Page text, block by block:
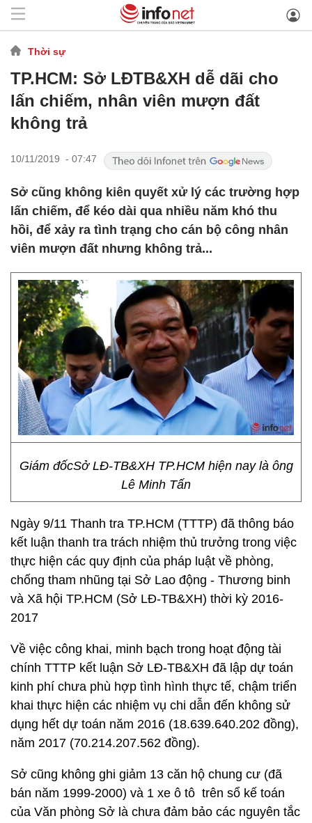
Thời sự
TP.HCM: Sở LĐTB&XH dễ dãi cho
lấn chiếm, nhân viên mượn đất
không trả
10/11/2019 - 07:47
Sở cũng không kiên quyết xử lý các trường hợp
lấn chiếm, để kéo dài qua nhiều năm khó thu
hồi, để xảy ra tình trạng cho cán bộ công nhân
viên mượn đất nhưng không trả...
Giám đốcSở LĐ-TB&XH TP.HCM hiện nay là ông
Lê Minh Tấn
Ngày 9/11 Thanh tra TP.HCM (TTTP) đã thông báo
kết luận thanh tra trách nhiệm thủ trưởng trong việc
thực hiện các quy định của pháp luật về phòng,
chống tham nhũng tại Sở Lao động - Thương binh
và Xã hội TP.HCM (Sở LĐ-TB&XH) thời kỳ 2016-
2017
Về việc công khai, minh bạch trong hoạt động tài
chính TTTP kết luận Sở LĐ-TB&XH đã lập dự toán
kinh phí chưa phù hợp tình hình thực tế, chậm triển
khai thực hiện các nhiệm vụ chi dẫn đến không sử
dụng hết dự toán năm 2016 (18.639.640.202 đồng),
năm 2017 (70.214.207.562 đồng).
Sở cũng không ghi giảm 13 căn hộ chung cư (đã
bán năm 1999-2000) và 1 xe ô tô trên sổ kế toán
của Văn phòng Sở là chưa đảm bảo các nguyên tắc